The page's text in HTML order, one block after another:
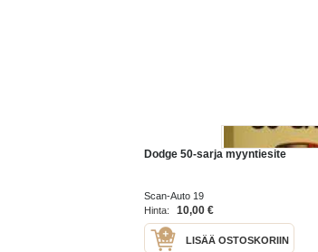
Dodge 50-sarja myyntiesite
Scan-Auto 19
Hinta:
10,00 €
LISÄÄ OSTOSKORIIN